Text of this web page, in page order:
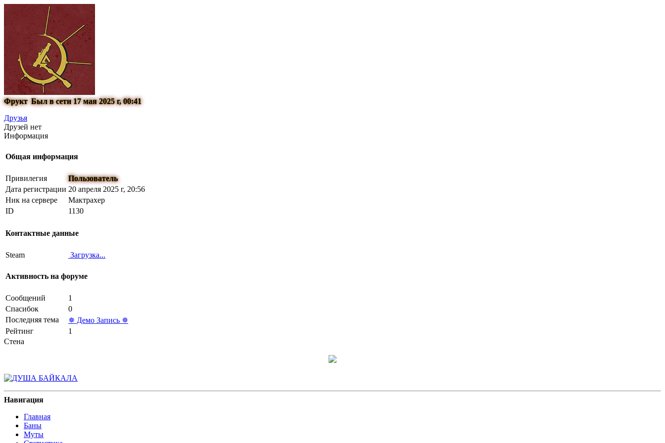
ФруктБыл в сети 17 мая 2025 г, 00:41
Друзья
Друзей нет
Информация
Общая информация
Привилегия
Пользователь
Дата регистрации 20 апреля 2025 г, 20:56
Ник на сервере
Мактрахер
ID
1130
Контактные данные
Steam Загрузка...
Активность на форуме
Сообщений
1
Спасибок
0
Последняя тема
✵ Демо Запись ✵
Рейтинг
1
Стена
Навигация
Главная
Баны
Муты